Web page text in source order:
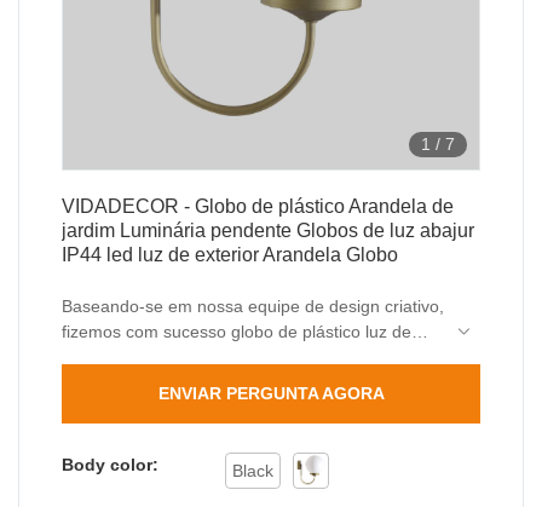
1 / 7
VIDADECOR - Globo de plástico Arandela de
jardim Luminária pendente Globos de luz abajur
IP44 led luz de exterior Arandela Globo
Baseando-se em nossa equipe de design criativo,
fizemos com sucesso globo de plástico luz de
sombra de lâmpada IP44 levou luz ao ar livre
internacionais de qualidade, o que garante sua
alta qualidade. Com tantas vantagens, a luz de
ENVIAR PERGUNTA AGORA
Body color: Black